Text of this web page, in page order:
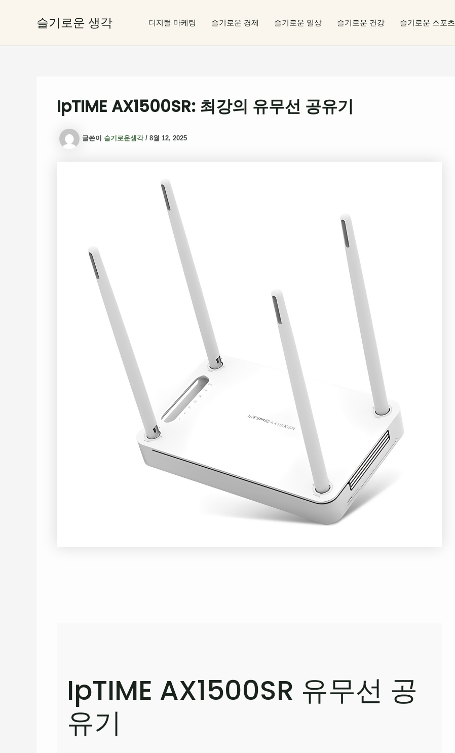
슬기로운 생각 디지털 마케팅 슬기로운 경제 슬기로운 일상 슬기로운 건강 슬기로운 스포츠
IpTIME AX1500SR: 최강의 유무선 공유기
글쓴이 슬기로운생각 / 8월 12, 2025
IpTIME AX1500SR 유무선 공
유기